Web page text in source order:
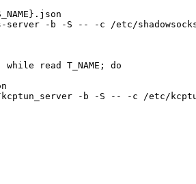
read T_NAME; do